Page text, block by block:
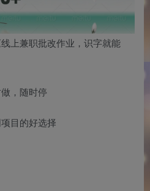
上兼职批改作业，识字就能
，随时停
目的好选择